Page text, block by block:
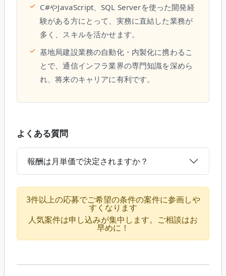
✓ C#やJavaScript、SQL Serverを使った開発経
験がある方にとって、実務に直結した業務が
多く、スキルを活かせます。
✓ 基地局建設業務の自動化・内製化に携わるこ
とで、通信インフラ業界の専門知識を深めら
れ、将来のキャリアに有利です。
よくある質問
報酬は月単価で決定されますか？
3件以上の応募でご希望の条件の案件に参画しや
すくなります
人気案件は申し込みが集中します。ご相談はお
早めに！